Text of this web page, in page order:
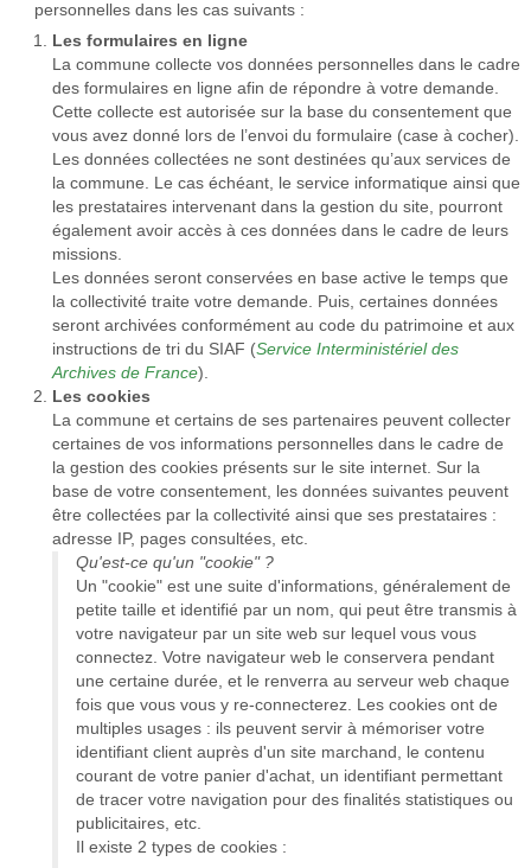
personnelles dans les cas suivants :
Les formulaires en ligne
La commune collecte vos données personnelles dans le cadre
des formulaires en ligne afin de répondre à votre demande.
Cette collecte est autorisée sur la base du consentement que
vous avez donné lors de l’envoi du formulaire (case à cocher).
Les données collectées ne sont destinées qu’aux services de
la commune. Le cas échéant, le service informatique ainsi que
les prestataires intervenant dans la gestion du site, pourront
également avoir accès à ces données dans le cadre de leurs
missions.
Les données seront conservées en base active le temps que
la collectivité traite votre demande. Puis, certaines données
seront archivées conformément au code du patrimoine et aux
instructions de tri du SIAF (Service Interministériel des
Archives de France).
Les cookies
La commune et certains de ses partenaires peuvent collecter
certaines de vos informations personnelles dans le cadre de
la gestion des cookies présents sur le site internet. Sur la
base de votre consentement, les données suivantes peuvent
être collectées par la collectivité ainsi que ses prestataires :
adresse IP, pages consultées, etc.
Qu'est-ce qu'un "cookie" ?
Un "cookie" est une suite d'informations, généralement de
petite taille et identifié par un nom, qui peut être transmis à
votre navigateur par un site web sur lequel vous vous
connectez. Votre navigateur web le conservera pendant
une certaine durée, et le renverra au serveur web chaque
fois que vous vous y re-connecterez. Les cookies ont de
multiples usages : ils peuvent servir à mémoriser votre
identifiant client auprès d'un site marchand, le contenu
courant de votre panier d'achat, un identifiant permettant
de tracer votre navigation pour des finalités statistiques ou
publicitaires, etc.
Il existe 2 types de cookies :